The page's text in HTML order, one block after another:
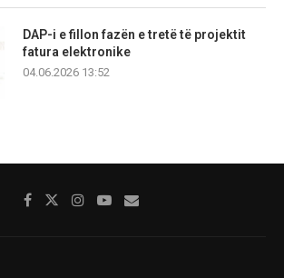
DAP-i e fillon fazën e tretë të projektit
fatura elektronike
04.06.2026 13:52